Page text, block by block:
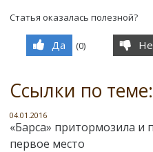
Статья оказалась полезной?
Да (0)
Ссылки по теме:
04.01.2016
«Барса» притормозила и
первое место